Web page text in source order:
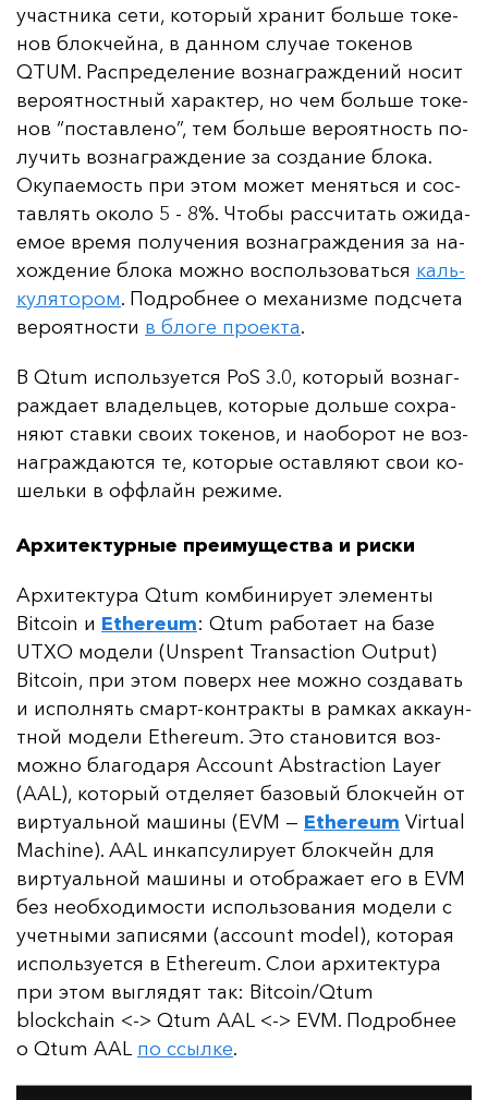
учас­тни­ка се­ти, ко­то­рый хра­нит боль­ше то­ке­
нов блок­чей­на, в дан­ном слу­чае то­ке­нов
QTUM. Рас­пре­де­ле­ние воз­наг­раж­де­ний но­сит
ве­ро­ят­нос­тный ха­рак­тер, но чем боль­ше то­ке­
нов “пос­тав­ле­но”, тем боль­ше ве­ро­ят­ность по­
лу­чить воз­наг­раж­де­ние за соз­да­ние бло­ка.
Оку­па­емость при этом мо­жет ме­нять­ся и сос­
тав­лять око­ло 5 - 8%. Что­бы рас­счи­тать ожи­да­
емое вре­мя по­лу­че­ния воз­наг­раж­де­ния за на­
хож­де­ние бло­ка мож­но вос­поль­зо­вать­ся каль­
ку­ля­то­ром. Под­роб­нее о ме­ха­низ­ме под­сче­та
ве­ро­ят­нос­ти в бло­ге про­ек­та.
В Qtum ис­поль­зу­ет­ся PoS 3.0, ко­то­рый воз­наг­
раж­да­ет вла­дель­цев, ко­то­рые доль­ше сох­ра­
ня­ют став­ки сво­их то­ке­нов, и на­обо­рот не воз­
наг­раж­да­ют­ся те, ко­то­рые ос­тав­ля­ют свои ко­
шель­ки в оф­флайн ре­жи­ме.
Архитектурные преимущества и риски
Ар­хи­тек­ту­ра Qtum ком­би­ни­ру­ет эле­мен­ты
Bitcoin и Ethereum: Qtum ра­бо­та­ет на ба­зе
UTXO мо­де­ли (Unspent Transaction Output)
Bitcoin, при этом по­верх нее мож­но соз­да­вать
и ис­пол­нять смарт-кон­трак­ты в рам­ках ак­ка­ун­
тной мо­де­ли Ethereum. Это ста­но­вит­ся воз­
мож­но бла­го­да­ря Account Abstraction Layer
(AAL), ко­то­рый от­де­ля­ет ба­зо­вый блок­чейн от
вир­ту­аль­ной ма­ши­ны (EVM — Ethereum Virtual
Machine). AAL ин­кап­су­ли­ру­ет блок­чейн для
вир­ту­аль­ной ма­ши­ны и отоб­ра­жа­ет его в EVM
без не­об­хо­ди­мос­ти ис­поль­зо­ва­ния мо­де­ли с
учет­ны­ми за­пи­ся­ми (account model), ко­то­рая
ис­поль­зу­ет­ся в Ethereum. Слои ар­хи­тек­ту­ра
при этом выг­ля­дят так: Bitcoin/Qtum
blockchain <-> Qtum AAL <-> EVM. Под­роб­нее
о Qtum AAL по ссыл­ке.